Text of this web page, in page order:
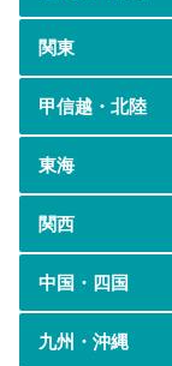
関東
甲信越・北陸
東海
関西
中国・四国
九州・沖縄